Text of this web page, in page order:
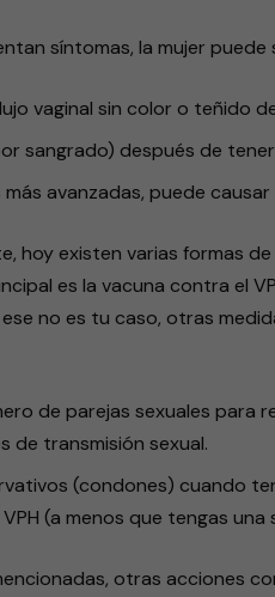
síntomas, la mujer puede
vaginal sin color o teñido
sangrado) después de
más avanzadas, puede
hoy existen varias formas
es la vacuna contra el
no es tu caso, otras
de parejas sexuales para
de transmisión sexual.
(condones) cuando
(a menos que tengas
otras acciones